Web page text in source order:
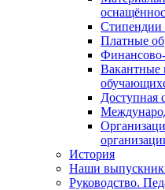
Стипендии
Платные
Финансово-
Вакантные
Доступная
История
Наши
Руководство.